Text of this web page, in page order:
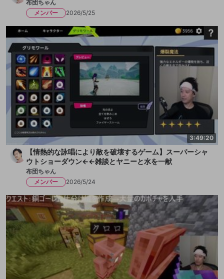
布団ちゃん
メンバー
2026/5/25
3:49:20
【情熱的な詠唱により敵を破壊するゲーム】スーパーシャ
ウトショーダウン←←雑談とヤニーと水を一献
布団ちゃん
メンバー
2026/5/24